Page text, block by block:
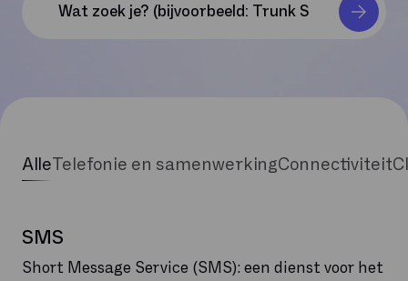
AlleTelefonie en samenwerkingConnectiviteit
SMS
Short Message Service (SMS): een dienst voor het